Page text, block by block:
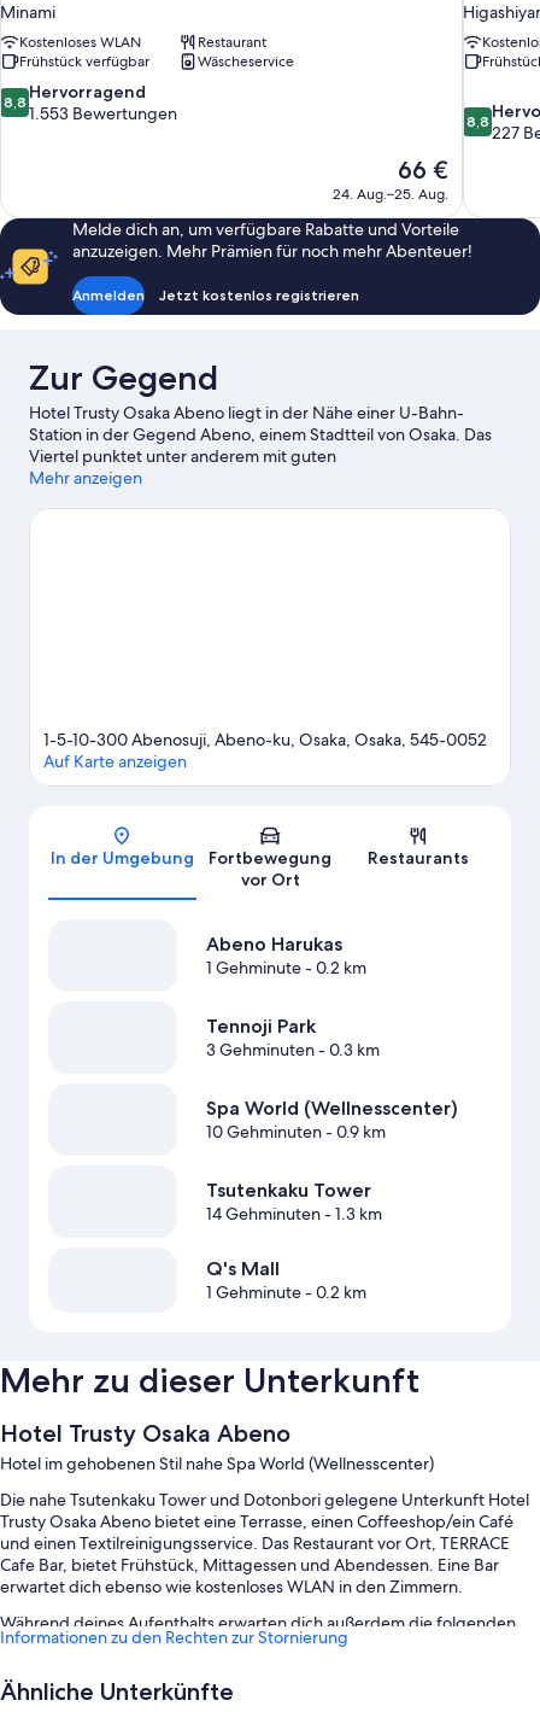
Minami
Kostenloses WLAN
Restaurant
Frühstück verfügbar
Wäscheservice
8.8
von
Bewertungen
8,8 Hervorragend
1.553 Bewertungen
Der
Preis
beträgt
66 €
66 €
24. Aug.–25. Aug.
8.8
von
8,8
227
Melde dich an, um verfügbare Rabatte und Vorteile
anzuzeigen. Mehr Prämien für noch mehr Abenteuer!
Anmelden Jetzt kostenlos registrieren
Zur Gegend
Hotel Trusty Osaka Abeno liegt in der Nähe einer U-Bahn-
Station in der Gegend Abeno, einem Stadtteil von Osaka. Das
Viertel punktet unter anderem mit guten
Einkaufsmöglichkeiten. Tsutenkaku Tower und Burg Osaka
Region auch bekannt ist für Attraktionen wie Kaiyukan Aquarium
Mehr anzeigen
Karte
1-5-10-300 Abenosuji, Abeno-ku, Osaka, Osaka, 545-0052
Auf Karte anzeigen
In der Umgebung
Fortbewegung
vor Ort
Restaurants
Abeno Harukas
1 Gehminute- 0.2 km
Tennoji Park
3 Gehminuten- 0.3 km
Spa World (Wellnesscenter)
10 Gehminuten- 0.9 km
Tsutenkaku Tower
14 Gehminuten- 1.3 km
Q's Mall
1 Gehminute- 0.2 km
Mehr zu dieser Unterkunft
Hotel Trusty Osaka Abeno
Hotel im gehobenen Stil nahe Spa World (Wellnesscenter)
Die nahe Tsutenkaku Tower und Dotonbori gelegene Unterkunft Hotel
Trusty Osaka Abeno bietet eine Terrasse, einen Coffeeshop/ein Café
und einen Textilreinigungsservice. Das Restaurant vor Ort, TERRACE
Cafe Bar, bietet Frühstück, Mittagessen und Abendessen. Eine Bar
erwartet dich ebenso wie kostenloses WLAN in den Zimmern.
Während deines Aufenthalts erwarten dich außerdem die folgenden
Extras:
Ein Frühstücksbuffet (gegen Aufpreis), eine rund um die Uhr
besetzte Rezeption und ein Verkaufsautomat
Informationen zu den Rechten zur Stornierung
Ähnliche Unterkünfte